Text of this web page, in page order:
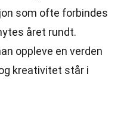
som ofte forbindes
året rundt.
oppleve en verden
kreativitet står i